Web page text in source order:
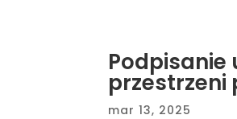
przestrzeni
mar 13, 2025